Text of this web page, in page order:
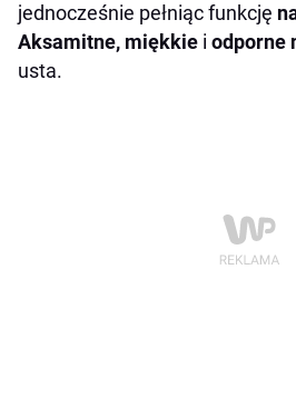
jednocześnie pełniąc funkcję
Aksamitne, miękkie i odporne
usta.